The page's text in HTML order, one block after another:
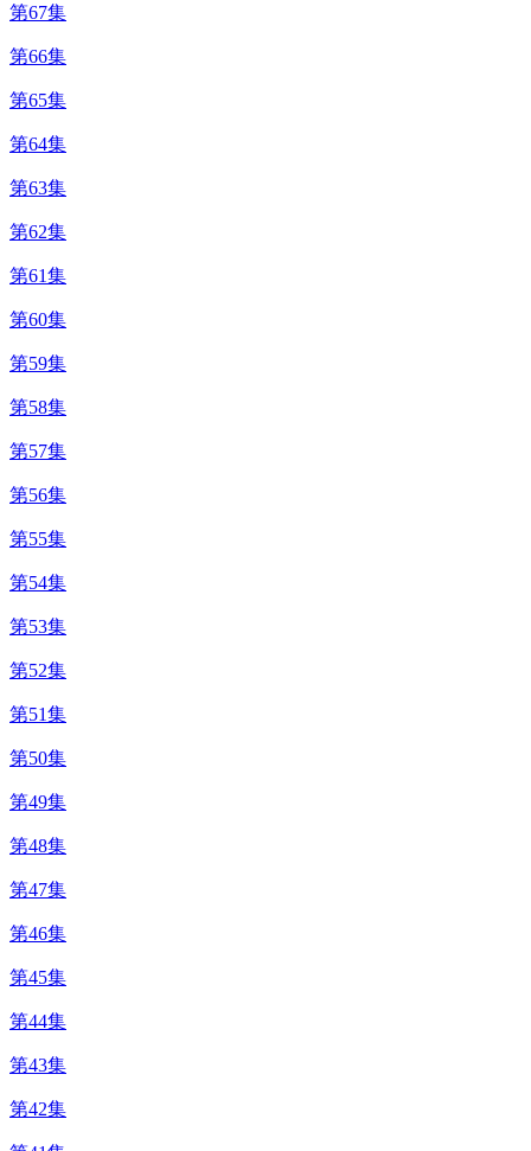
第67集
第66集
第65集
第64集
第63集
第62集
第61集
第60集
第59集
第58集
第57集
第56集
第55集
第54集
第53集
第52集
第51集
第50集
第49集
第48集
第47集
第46集
第45集
第44集
第43集
第42集